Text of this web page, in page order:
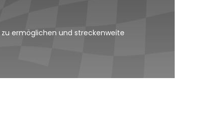
ermöglichen und streckenweite